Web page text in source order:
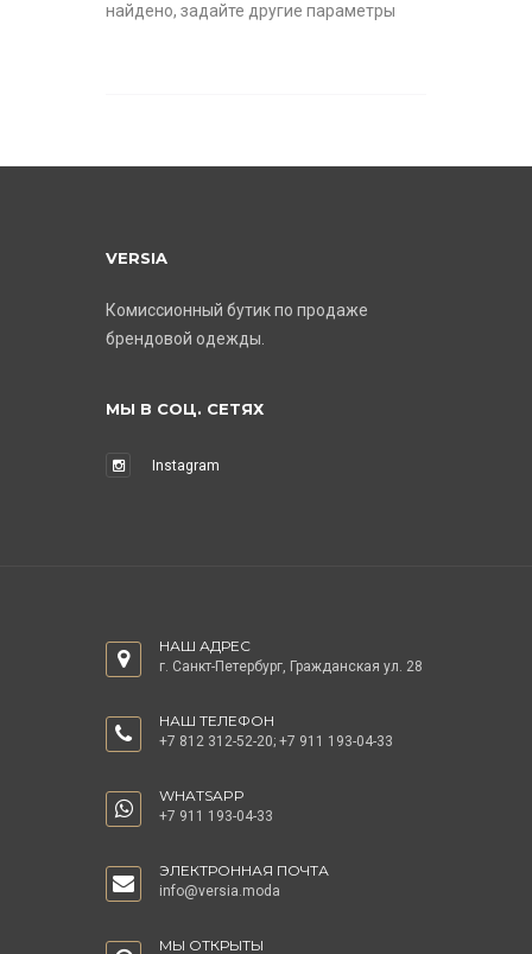
найдено, задайте другие параметры
VERSIA
Комиссионный бутик по продаже
брендовой одежды.
МЫ В СОЦ. СЕТЯХ
Instagram
НАШ АДРЕС
г. Санкт-Петербург, Гражданская ул. 28
НАШ ТЕЛЕФОН
+7 812 312-52-20; +7 911 193-04-33
WHATSAPP
+7 911 193-04-33
ЭЛЕКТРОННАЯ ПОЧТА
info@versia.moda
МЫ ОТКРЫТЫ